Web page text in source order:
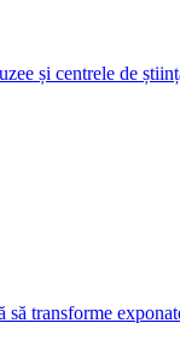
și centrele de
transforme